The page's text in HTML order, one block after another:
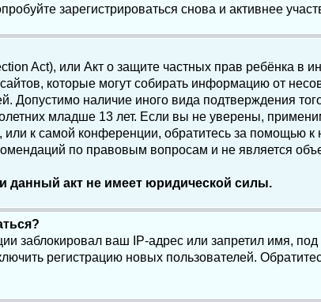
зарегистрироваться снова и активнее
Act), или Акт о защите частных прав ребёнка в
которые могут собирать информацию от
Допустимо наличие иного вида подтверждения
младше 13 лет. Если вы не уверены,
к самой конференции, обратитесь за помощью к
по правовым вопросам и не является
данный акт не имеет юридической силы.
заблокировал ваш IP-адрес или запретил имя,
регистрацию новых пользователей.